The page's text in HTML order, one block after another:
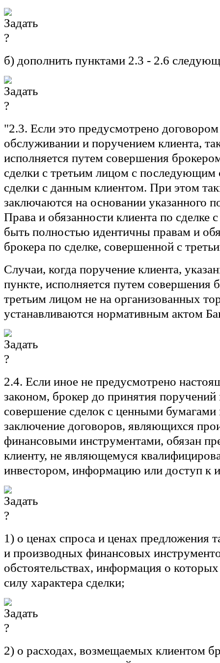
б) дополнить пунктами 2.3 - 2.6
"2.3. Если это предусмотрено
обслуживании и поручением клиента,
исполняется путем совершения
сделки с третьим лицом с
сделки с данным клиентом. При этом
заключаются на основании указанного
Права и обязанности клиента по
быть полностью идентичны правам и
брокера по сделке, совершенной с
Случаи, когда поручение клиента,
пункте, исполняется путем совершения
третьим лицом не на организованных
устанавливаются нормативным актом
2.4. Если иное не предусмотрено
законом, брокер до принятия поручений
совершение сделок с ценными бумагами
заключение договоров, являющихся
финансовыми инструментами, обязан
клиенту, не являющемуся
инвестором, информацию или доступ к
1) о ценах спроса и ценах предложения
и производных финансовых
обстоятельствах, информация о
силу характера сделки;
2) о расходах, возмещаемых клиентом